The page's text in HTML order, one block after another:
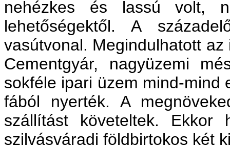
nehézkes és lassú volt,
lehetőségektől. A
vasútvonal. Megindulhatott
Cementgyár, nagyüzemi
sokféle ipari üzem mind-mind
fából nyerték. A
szállítást követeltek. Ekkor
szilvásváradi földbirtokos két